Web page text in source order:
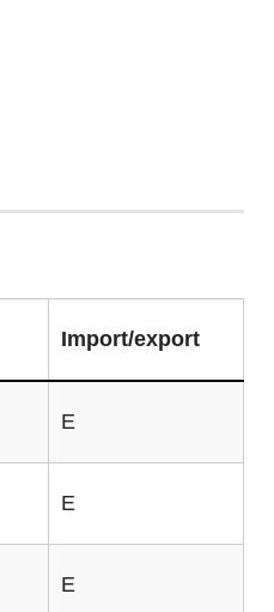
Import/export
E
E
E